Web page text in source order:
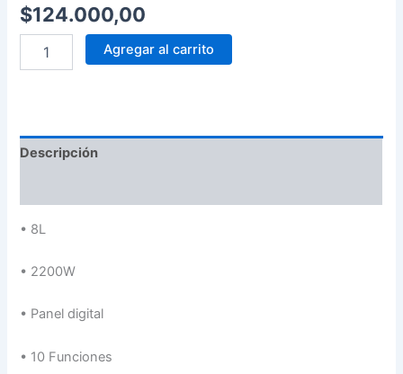
$124.000,00
Agregar al carrito
Descripción
• 8L
• 2200W
• Panel digital
• 10 Funciones